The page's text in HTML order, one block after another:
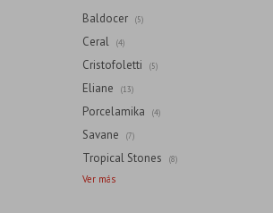
Baldocer (5)
Ceral (4)
Cristofoletti (5)
Eliane (13)
Porcelamika (4)
Savane (7)
Tropical Stones (8)